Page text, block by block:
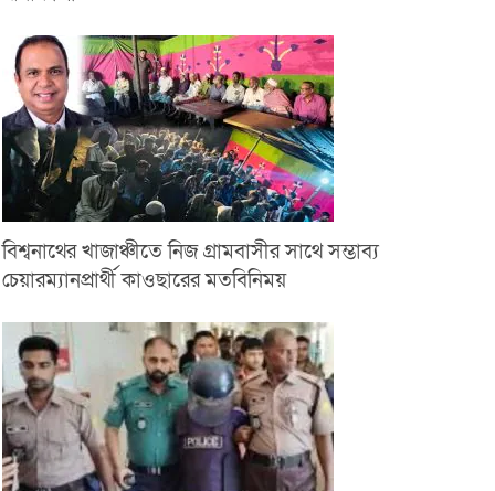
বিশ্বনাথের খাজাঞ্চীতে নিজ গ্রামবাসীর সাথে সম্ভাব্য
চেয়ারম্যানপ্রার্থী কাওছারের মতবিনিময়